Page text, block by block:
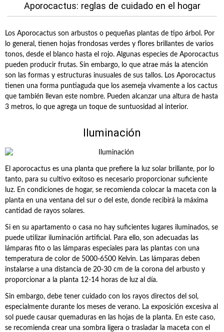
Aporocactus: reglas de cuidado en el hogar
Los Aporocactus son arbustos o pequeñas plantas de tipo árbol. Por
lo general, tienen hojas frondosas verdes y flores brillantes de varios
tonos, desde el blanco hasta el rojo. Algunas especies de Aporocactus
pueden producir frutas. Sin embargo, lo que atrae más la atención
son las formas y estructuras inusuales de sus tallos. Los Aporocactus
tienen una forma puntiaguda que los asemeja vivamente a los cactus
que también llevan este nombre. Pueden alcanzar una altura de hasta
3 metros, lo que agrega un toque de suntuosidad al interior.
Iluminación
El aporocactus es una planta que prefiere la luz solar brillante, por lo
tanto, para su cultivo exitoso es necesario proporcionar suficiente
luz. En condiciones de hogar, se recomienda colocar la maceta con la
planta en una ventana del sur o del este, donde recibirá la máxima
cantidad de rayos solares.
Si en su apartamento o casa no hay suficientes lugares iluminados, se
puede utilizar iluminación artificial. Para ello, son adecuadas las
lámparas fito o las lámparas especiales para las plantas con una
temperatura de color de 5000-6500 Kelvin. Las lámparas deben
instalarse a una distancia de 20-30 cm de la corona del arbusto y
proporcionar a la planta 12-14 horas de luz al día.
Sin embargo, debe tener cuidado con los rayos directos del sol,
especialmente durante los meses de verano. La exposición excesiva al
sol puede causar quemaduras en las hojas de la planta. En este caso,
se recomienda crear una sombra ligera o trasladar la maceta con el